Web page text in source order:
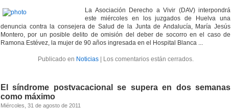
La Asociación Derecho a Vivir (DAV) interpondrá
este miércoles en los juzgados de Huelva una
denuncia contra la consejera de Salud de la Junta de Andalucía, María Jesús
Montero, por un posible delito de omisión del deber de socorro en el caso de
Ramona Estévez, la mujer de 90 años ingresada en el Hospital Blanca ...
Publicado en Noticias| Los comentarios están cerrados.
El síndrome postvacacional se supera en dos semanas
como máximo
Miércoles, 31 de agosto de 2011